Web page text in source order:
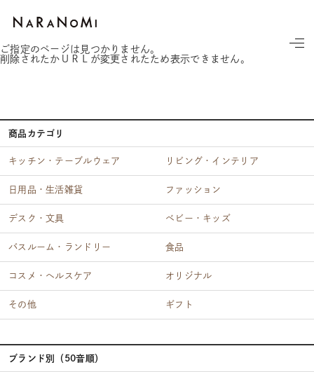
ご指定のページは見つかりません。
削除されたかＵＲＬが変更されたため表示できません。
商品カテゴリ
キッチン・テーブルウェア リビング・インテリア
日用品・生活雑貨 ファッション
デスク・文具 ベビー・キッズ
バスルーム・ランドリー 食品
コスメ・ヘルスケア オリジナル
その他 ギフト
ブランド別（50音順）